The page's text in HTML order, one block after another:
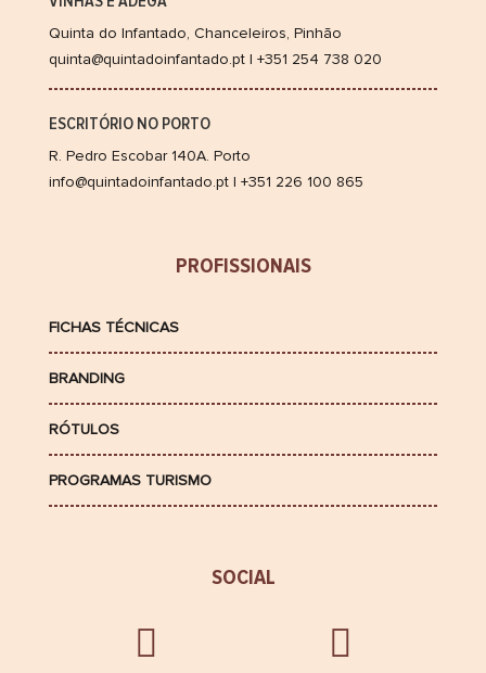
Quinta do Infantado, Chanceleiros, Pinhão
quinta@quintadoinfantado.pt | +351 254 738 020
ESCRITÓRIO NO PORTO
R. Pedro Escobar 140A. Porto
info@quintadoinfantado.pt | +351 226 100 865
PROFISSIONAIS
FICHAS TÉCNICAS
BRANDING
RÓTULOS
PROGRAMAS TURISMO
SOCIAL